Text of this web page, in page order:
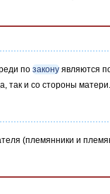
по закону являются
так и со стороны матери.
(племянники и